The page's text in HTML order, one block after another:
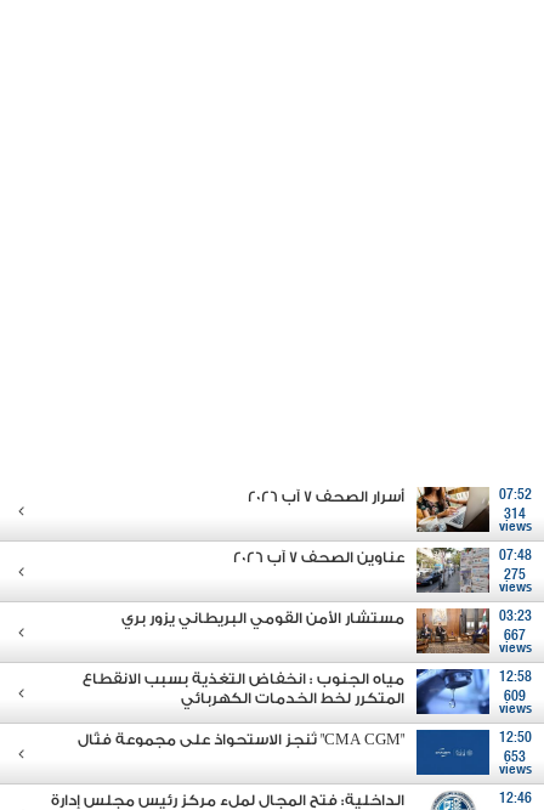
07:52
314
views
أسرار الصحف 7 آب 2026
07:48
275
views
عناوين الصحف 7 آب 2026
03:23
667
views
مستشار الأمن القومي البريطاني يزور بري
12:58
609
views
مياه الجنوب : انخفاض التغذية بسبب الانقطاع
المتكرر لخط الخدمات الكهربائي
12:50
653
views
"CMA CGM" تُنجز الاستحواذ على مجموعة فتّال
12:46
الداخلية: فتح المجال لملء مركز رئيس مجلس إدارة